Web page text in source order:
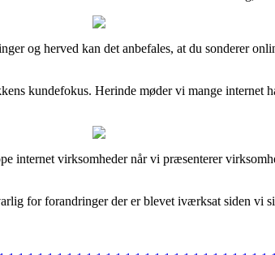
og herved kan det anbefales, at du sonderer
kundefokus. Herinde møder vi mange internet
internet virksomheder når vi præsenterer
for forandringer der er blevet iværksat siden vi